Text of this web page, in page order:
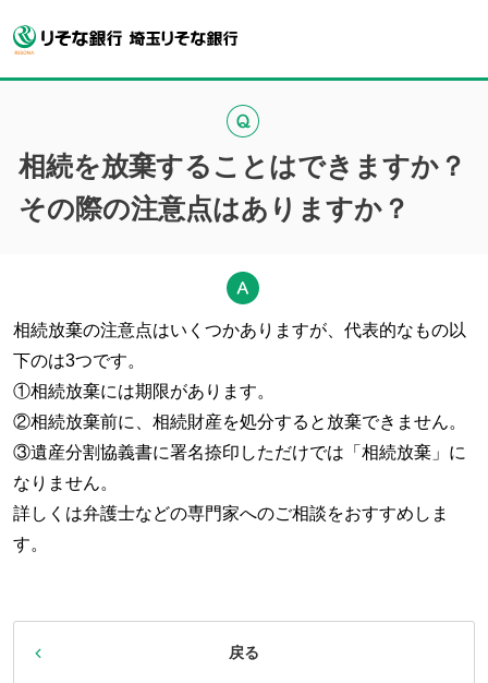
相続を放棄することはできますか？
その際の注意点はありますか？
相続放棄の注意点はいくつかありますが、代表的なもの以
下のは3つです。
①相続放棄には期限があります。
②相続放棄前に、相続財産を処分すると放棄できません。
③遺産分割協義書に署名捺印しただけでは「相続放棄」に
なりません。
詳しくは弁護士などの専門家へのご相談をおすすめしま
す。
戻る